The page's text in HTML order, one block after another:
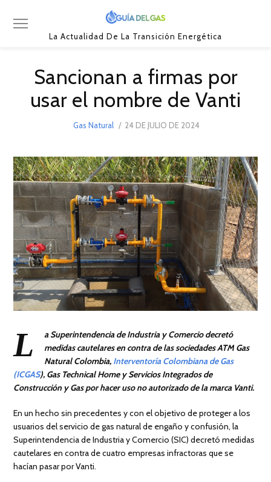
La Actualidad De La Transición Energética
Sancionan a firmas por
usar el nombre de Vanti
Gas Natural
POSTED
24 DE JULIO DE 2024
L
a Superintendencia de Industria y Comercio decretó
medidas cautelares en contra de las sociedades ATM Gas
Natural Colombia, Interventoría Colombiana de Gas
(ICGAS), Gas Technical Home y Servicios Integrados de
Construcción y Gas por hacer uso no autorizado de la marca Vanti.
En un hecho sin precedentes y con el objetivo de proteger a los
usuarios del servicio de gas natural de engaño y confusión, la
Superintendencia de Industria y Comercio (SIC) decretó medidas
cautelares en contra de cuatro empresas infractoras que se
hacían pasar por Vanti.